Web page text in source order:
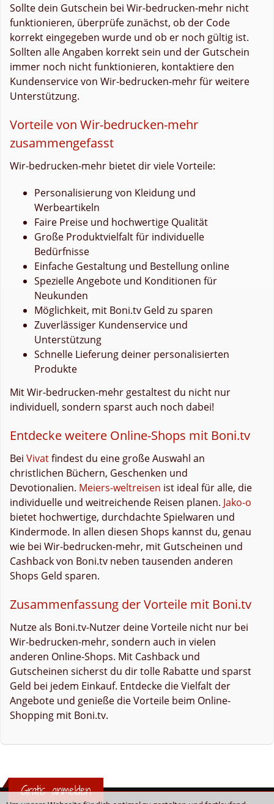
Sollte dein Gutschein bei Wir-bedrucken-mehr nicht
funktionieren, überprüfe zunächst, ob der Code
korrekt eingegeben wurde und ob er noch gültig ist.
Sollten alle Angaben korrekt sein und der Gutschein
immer noch nicht funktionieren, kontaktiere den
Kundenservice von Wir-bedrucken-mehr für weitere
Unterstützung.
Vorteile von Wir-bedrucken-mehr
zusammengefasst
Wir-bedrucken-mehr bietet dir viele Vorteile:
Personalisierung von Kleidung und
Werbeartikeln
Faire Preise und hochwertige Qualität
Große Produktvielfalt für individuelle
Bedürfnisse
Einfache Gestaltung und Bestellung online
Spezielle Angebote und Konditionen für
Neukunden
Möglichkeit, mit Boni.tv Geld zu sparen
Zuverlässiger Kundenservice und
Unterstützung
Schnelle Lieferung deiner personalisierten
Produkte
Mit Wir-bedrucken-mehr gestaltest du nicht nur
individuell, sondern sparst auch noch dabei!
Entdecke weitere Online-Shops mit Boni.tv
Bei Vivatfindest du eine große Auswahl an
christlichen Büchern, Geschenken und
Devotionalien. Meiers-weltreisen ist ideal für alle, die
individuelle und weitreichende Reisen planen. Jako-o
bietet hochwertige, durchdachte Spielwaren und
Kindermode. In allen diesen Shops kannst du, genau
wie bei Wir-bedrucken-mehr, mit Gutscheinen und
Cashback von Boni.tv neben tausenden anderen
Shops Geld sparen.
Zusammenfassung der Vorteile mit Boni.tv
Nutze als Boni.tv-Nutzer deine Vorteile nicht nur bei
Wir-bedrucken-mehr, sondern auch in vielen
anderen Online-Shops. Mit Cashback und
Gutscheinen sicherst du dir tolle Rabatte und sparst
Geld bei jedem Einkauf. Entdecke die Vielfalt der
Angebote und genieße die Vorteile beim Online-
Shopping mit Boni.tv.
Gratis anmelden